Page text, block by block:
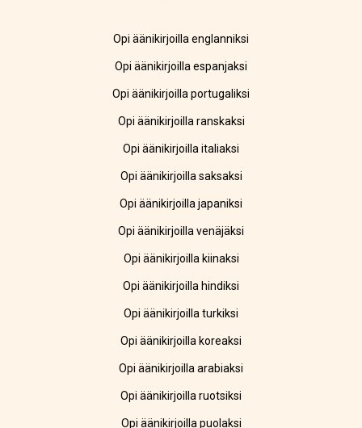
Opi äänikirjoilla englanniksi
Opi äänikirjoilla espanjaksi
Opi äänikirjoilla portugaliksi
Opi äänikirjoilla ranskaksi
Opi äänikirjoilla italiaksi
Opi äänikirjoilla saksaksi
Opi äänikirjoilla japaniksi
Opi äänikirjoilla venäjäksi
Opi äänikirjoilla kiinaksi
Opi äänikirjoilla hindiksi
Opi äänikirjoilla turkiksi
Opi äänikirjoilla koreaksi
Opi äänikirjoilla arabiaksi
Opi äänikirjoilla ruotsiksi
Opi äänikirjoilla puolaksi